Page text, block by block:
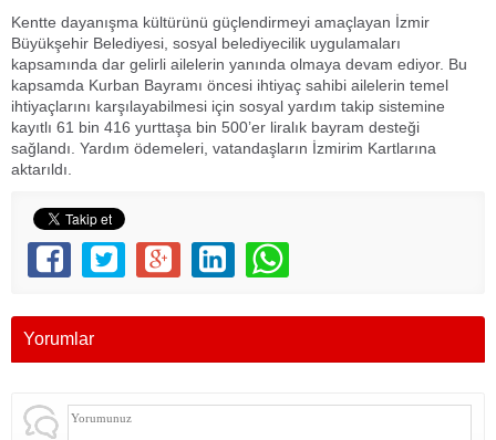
Kentte dayanışma kültürünü güçlendirmeyi amaçlayan İzmir
Büyükşehir Belediyesi, sosyal belediyecilik uygulamaları
kapsamında dar gelirli ailelerin yanında olmaya devam ediyor. Bu
kapsamda Kurban Bayramı öncesi ihtiyaç sahibi ailelerin temel
ihtiyaçlarını karşılayabilmesi için sosyal yardım takip sistemine
kayıtlı 61 bin 416 yurttaşa bin 500’er liralık bayram desteği
sağlandı. Yardım ödemeleri, vatandaşların İzmirim Kartlarına
aktarıldı.
Yorumlar